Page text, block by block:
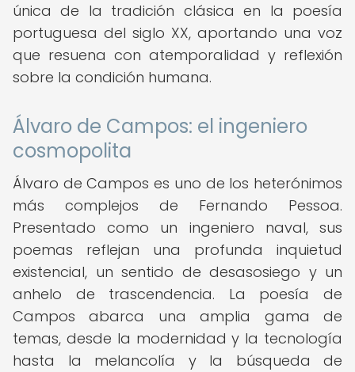
única de la tradición clásica en la poesía
portuguesa del siglo XX, aportando una voz
que resuena con atemporalidad y reflexión
sobre la condición humana.
Álvaro de Campos: el ingeniero
cosmopolita
Álvaro de Campos es uno de los heterónimos
más complejos de Fernando Pessoa.
Presentado como un ingeniero naval, sus
poemas reflejan una profunda inquietud
existencial, un sentido de desasosiego y un
anhelo de trascendencia. La poesía de
Campos abarca una amplia gama de
temas, desde la modernidad y la tecnología
hasta la melancolía y la búsqueda de